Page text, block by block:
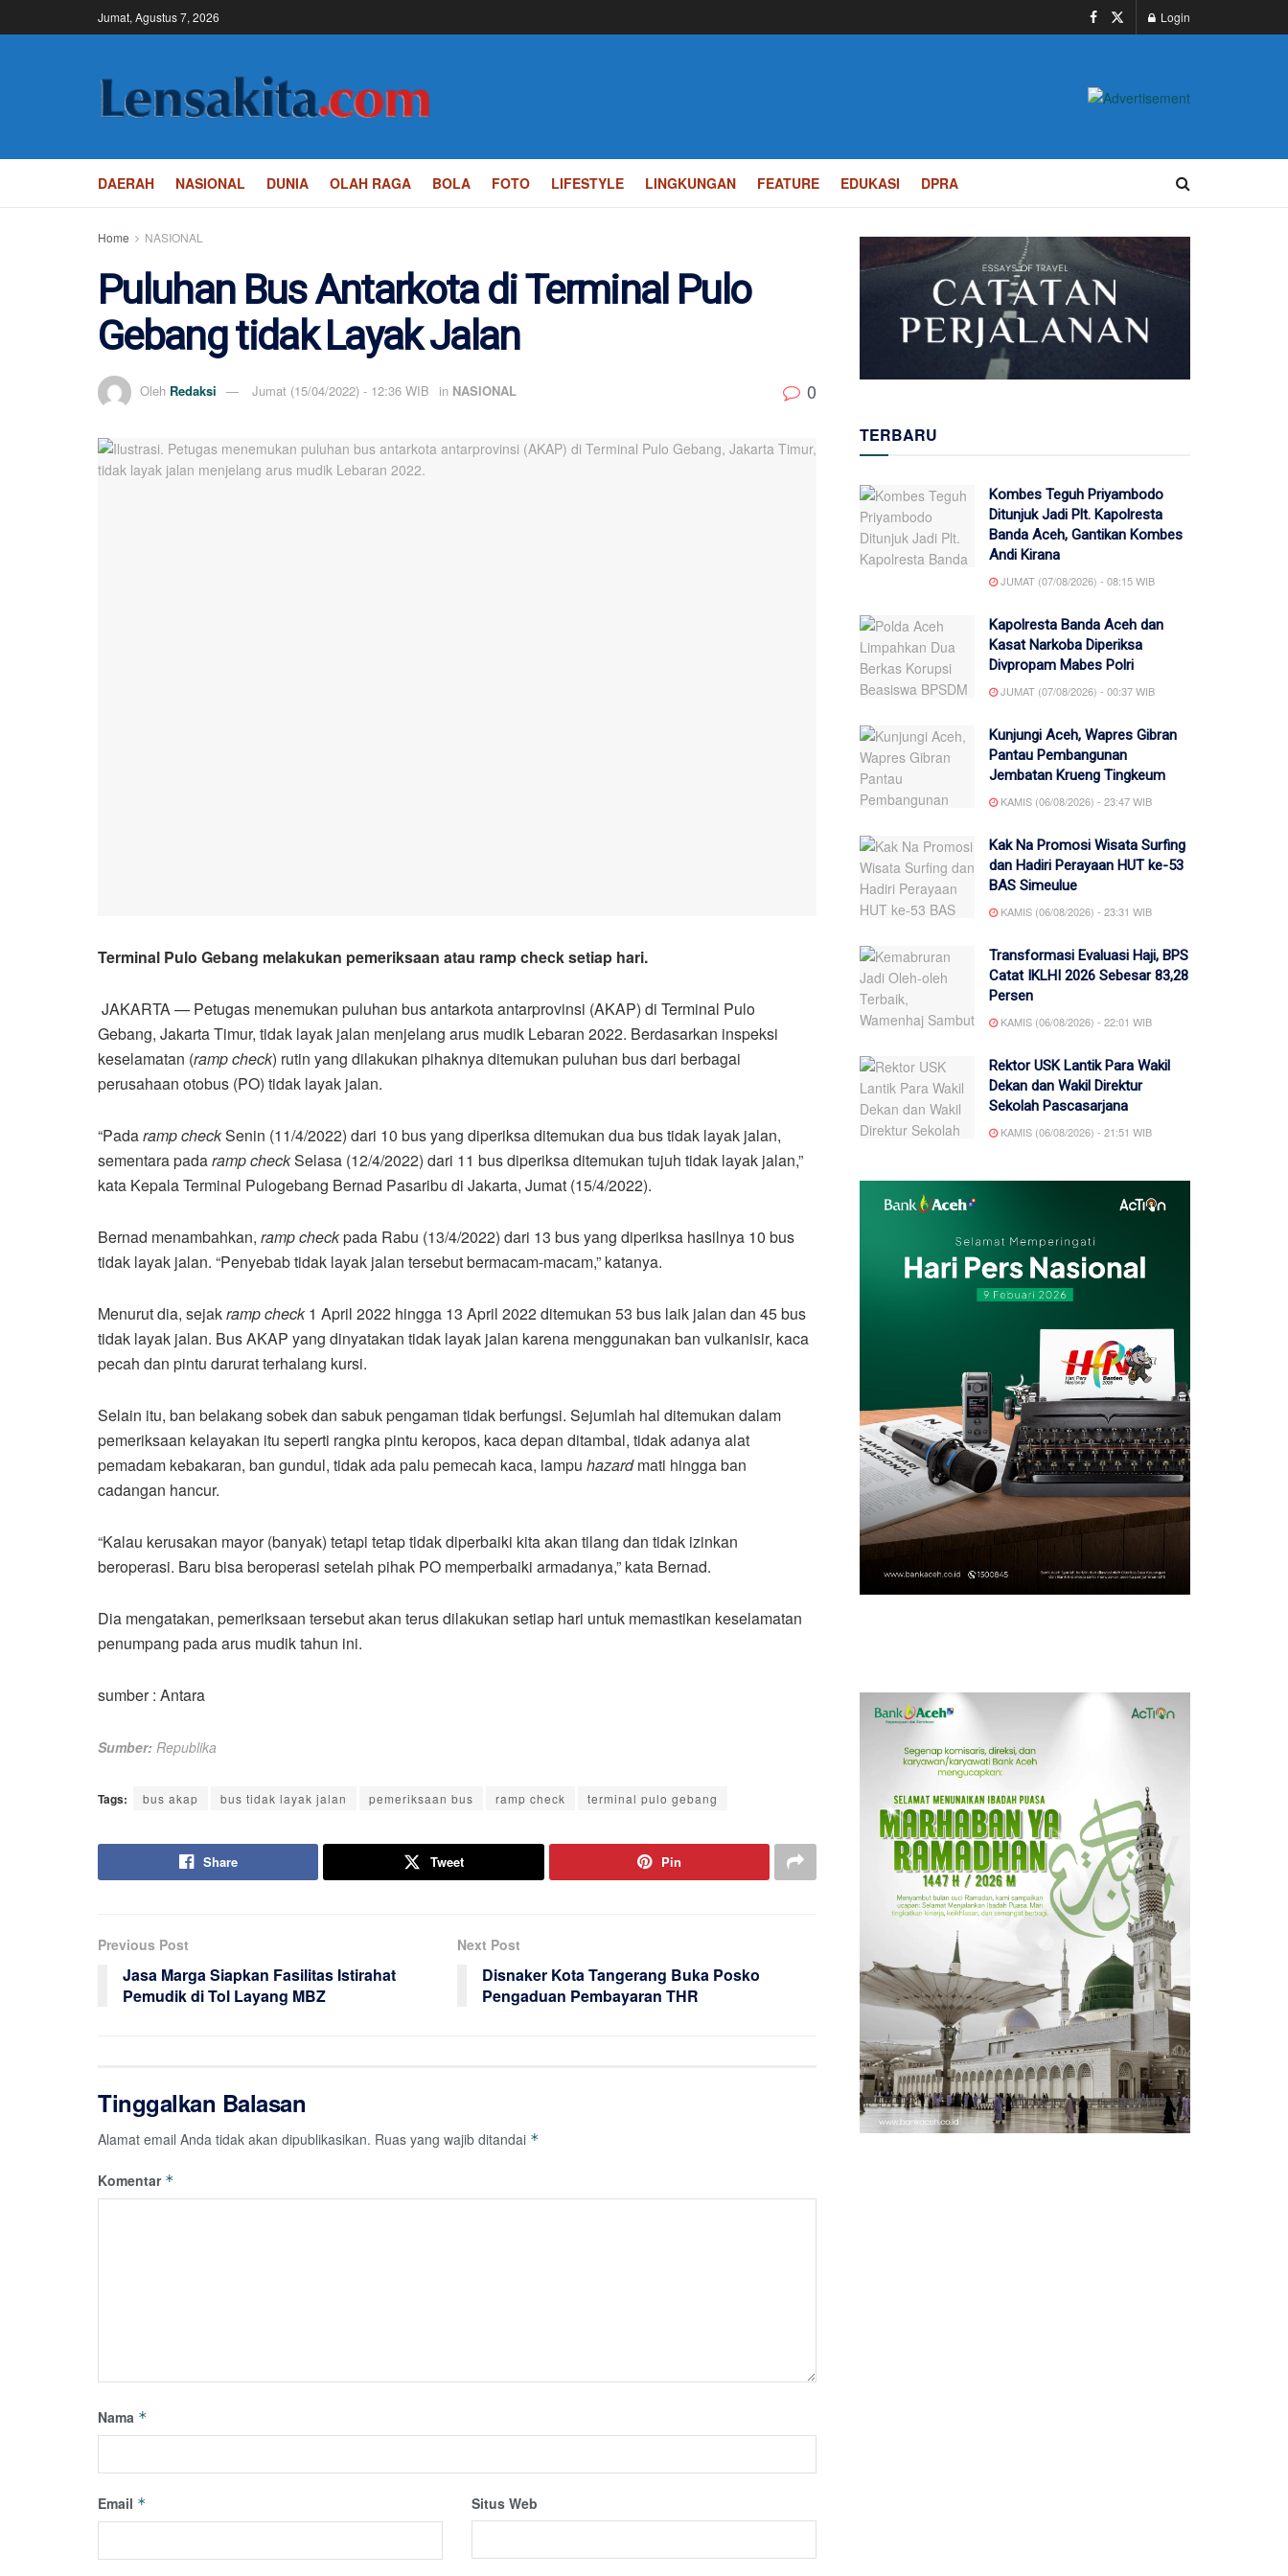
Jumat, Agustus 7, 2026 Login
DAERAH NASIONAL DUNIA OLAH RAGA BOLA FOTO LIFESTYLE LINGKUNGAN FEATURE EDUKASI DPRA
Home NASIONAL
Puluhan Bus Antarkota di Terminal Pulo
Gebang tidak Layak Jalan
Oleh Redaksi Jumat (15/04/2022) - 12:36 WIB in NASIONAL 0
Terminal Pulo Gebang melakukan pemeriksaan atau ramp check setiap hari.
JAKARTA — Petugas menemukan puluhan bus antarkota antarprovinsi (AKAP) di Terminal Pulo
Gebang, Jakarta Timur, tidak layak jalan menjelang arus mudik Lebaran 2022. Berdasarkan inspeksi
keselamatan (ramp check) rutin yang dilakukan pihaknya ditemukan puluhan bus dari berbagai
perusahaan otobus (PO) tidak layak jalan.
“Padaramp checkSenin (11/4/2022) dari 10 bus yang diperiksa ditemukan dua bus tidak layak jalan,
sementara padaramp checkSelasa (12/4/2022) dari 11 bus diperiksa ditemukan tujuh tidak layak jalan,”
kata Kepala Terminal Pulogebang Bernad Pasaribu di Jakarta, Jumat (15/4/2022).
Bernad menambahkan, ramp checkpada Rabu (13/4/2022) dari 13 bus yang diperiksa hasilnya 10 bus
tidak layak jalan. “Penyebab tidak layak jalan tersebut bermacam-macam,” katanya.
Menurut dia, sejakramp check1 April 2022 hingga 13 April 2022 ditemukan 53 bus laik jalan dan 45 bus
tidak layak jalan. Bus AKAP yang dinyatakan tidak layak jalan karena menggunakan ban vulkanisir, kaca
pecah dan pintu darurat terhalang kursi.
Selain itu, ban belakang sobek dan sabuk pengaman tidak berfungsi. Sejumlah hal ditemukan dalam
pemeriksaan kelayakan itu seperti rangka pintu keropos, kaca depan ditambal, tidak adanya alat
pemadam kebakaran, ban gundul, tidak ada palu pemecah kaca, lampu hazardmati hingga ban
cadangan hancur.
“Kalau kerusakan mayor (banyak) tetapi tetap tidak diperbaiki kita akan tilang dan tidak izinkan
beroperasi. Baru bisa beroperasi setelah pihak PO memperbaiki armadanya,” kata Bernad.
Dia mengatakan, pemeriksaan tersebut akan terus dilakukan setiap hari untuk memastikan keselamatan
penumpang pada arus mudik tahun ini.
sumber : Antara
Sumber: Republika
Tags: bus akap bus tidak layak jalan pemeriksaan bus ramp check terminal pulo gebang
Share Tweet Pin
Previous Post
Jasa Marga Siapkan Fasilitas Istirahat
Pemudik di Tol Layang MBZ
Next Post
Disnaker Kota Tangerang Buka Posko
Pengaduan Pembayaran THR
Tinggalkan Balasan
Alamat email Anda tidak akan dipublikasikan. Ruas yang wajib ditandai *
Komentar *
Nama *
Email * Situs Web
TERBARU
Kombes Teguh Priyambodo
Ditunjuk Jadi Plt. Kapolresta
Banda Aceh, Gantikan Kombes
Andi Kirana
JUMAT (07/08/2026) - 08:15 WIB
Kapolresta Banda Aceh dan
Kasat Narkoba Diperiksa
Divpropam Mabes Polri
JUMAT (07/08/2026) - 00:37 WIB
Kunjungi Aceh, Wapres Gibran
Pantau Pembangunan
Jembatan Krueng Tingkeum
KAMIS (06/08/2026) - 23:47 WIB
Kak Na Promosi Wisata Surfing
dan Hadiri Perayaan HUT ke-53
BAS Simeulue
KAMIS (06/08/2026) - 23:31 WIB
Transformasi Evaluasi Haji, BPS
Catat IKLHI 2026 Sebesar 83,28
Persen
KAMIS (06/08/2026) - 22:01 WIB
Rektor USK Lantik Para Wakil
Dekan dan Wakil Direktur
Sekolah Pascasarjana
KAMIS (06/08/2026) - 21:51 WIB